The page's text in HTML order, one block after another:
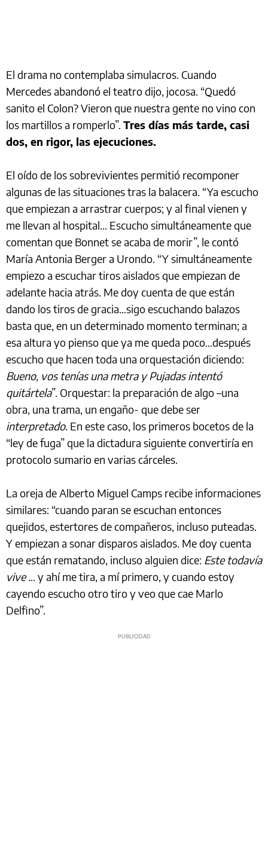
El drama no contemplaba simulacros. Cuando
Mercedes abandonó el teatro dijo, jocosa. “Quedó
sanito el Colon? Vieron que nuestra gente no vino con
los martillos a romperlo”. Tres días más tarde, casi
dos, en rigor, las ejecuciones.
El oído de los sobrevivientes permitió recomponer
algunas de las situaciones tras la balacera. “Ya escucho
que empiezan a arrastrar cuerpos; y al final vienen y
me llevan al hospital… Escucho simultáneamente que
comentan que Bonnet se acaba de morir”, le contó
María Antonia Berger a Urondo. “Y simultáneamente
empiezo a escuchar tiros aislados que empiezan de
adelante hacia atrás. Me doy cuenta de que están
dando los tiros de gracia…sigo escuchando balazos
basta que, en un determinado momento terminan; a
esa altura yo pienso que ya me queda poco…después
escucho que hacen toda una orquestación diciendo:
Bueno, vos tenías una metra y Pujadas intentó
quitártela”. Orquestar: la preparación de algo –una
obra, una trama, un engaño- que debe ser
interpretado. En este caso, los primeros bocetos de la
“ley de fuga” que la dictadura siguiente convertiría en
protocolo sumario en varias cárceles.
La oreja de Alberto Miguel Camps recibe informaciones
similares: “cuando paran se escuchan entonces
quejidos, estertores de compañeros, incluso puteadas.
Y empiezan a sonar disparos aislados. Me doy cuenta
que están rematando, incluso alguien dice: Este todavía
vive… y ahí me tira, a mí primero, y cuando estoy
cayendo escucho otro tiro y veo que cae Marlo
Delfino”.